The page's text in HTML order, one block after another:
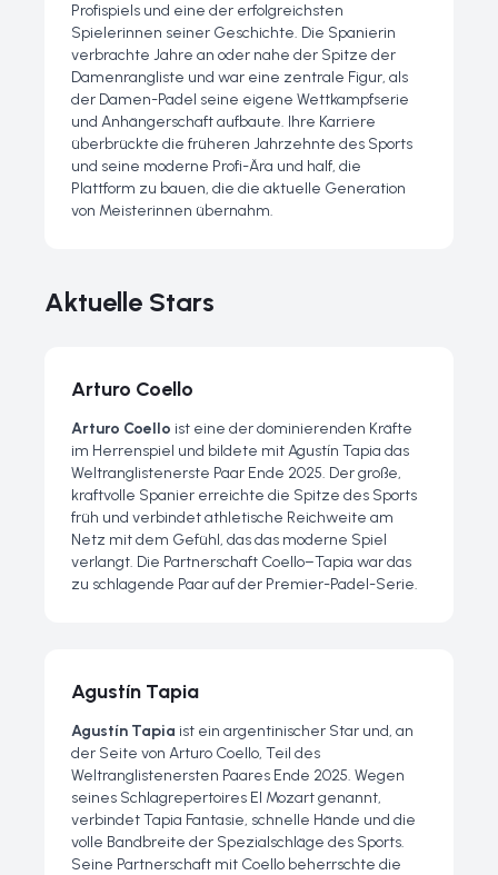
Profispiels und eine der erfolgreichsten
Spielerinnen seiner Geschichte. Die Spanierin
verbrachte Jahre an oder nahe der Spitze der
Damenrangliste und war eine zentrale Figur, als
der Damen-Padel seine eigene Wettkampfserie
und Anhängerschaft aufbaute. Ihre Karriere
überbrückte die früheren Jahrzehnte des Sports
und seine moderne Profi-Ära und half, die
Plattform zu bauen, die die aktuelle Generation
von Meisterinnen übernahm.
Aktuelle Stars
Arturo Coello
Arturo Coello ist eine der dominierenden Kräfte
im Herrenspiel und bildete mit Agustín Tapia das
Weltranglistenerste Paar Ende 2025. Der große,
kraftvolle Spanier erreichte die Spitze des Sports
früh und verbindet athletische Reichweite am
Netz mit dem Gefühl, das das moderne Spiel
verlangt. Die Partnerschaft Coello–Tapia war das
zu schlagende Paar auf der Premier-Padel-Serie.
Agustín Tapia
Agustín Tapia ist ein argentinischer Star und, an
der Seite von Arturo Coello, Teil des
Weltranglistenersten Paares Ende 2025. Wegen
seines Schlagrepertoires El Mozartgenannt,
verbindet Tapia Fantasie, schnelle Hände und die
volle Bandbreite der Spezialschläge des Sports.
Seine Partnerschaft mit Coello beherrschte die